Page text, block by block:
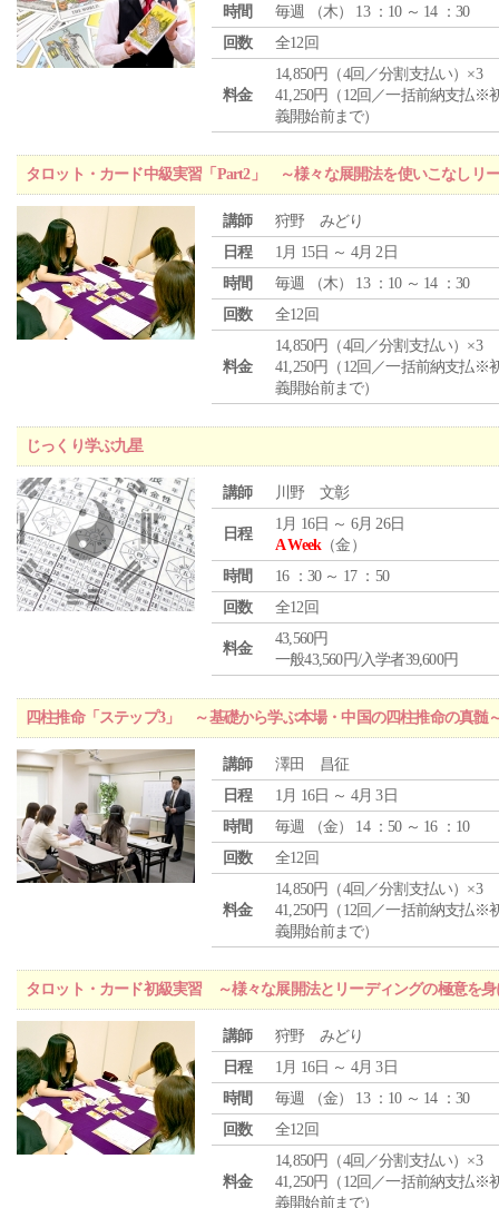
時間 毎週 （木） 13 ：10 ～ 14 ：30
回数
全12回
料金
14,850円（4回／分割支払い）×3
41,250円（12回／一括前納支払※
義開始前まで）
タロット・カード中級実習「Part2」 ～様々な展開法を使いこなしリ
講師
狩野 みどり
日程
1月 15日 ～ 4月 2日
時間
毎週 （木） 13 ：10 ～ 14 ：30
回数
全12回
料金
14,850円（4回／分割支払い）×3
41,250円（12回／一括前納支払※
義開始前まで）
じっくり学ぶ九星
講師 川野 文彰
日程
1月 16日 ～ 6月 26日
A Week（金）
時間
16 ：30 ～ 17 ：50
回数
全12回
料金
43,560円
一般43,560円/入学者39,600円
四柱推命「ステップ3」 ～基礎から学ぶ本場・中国の四柱推命の真髄
講師
澤田 昌征
日程
1月 16日 ～ 4月 3日
時間
毎週 （金） 14 ：50 ～ 16 ：10
回数
全12回
料金
14,850円（4回／分割支払い）×3
41,250円（12回／一括前納支払※
義開始前まで）
タロット・カード初級実習 ～様々な展開法とリーディングの極意を身
講師
狩野 みどり
日程
1月 16日 ～ 4月 3日
時間
毎週 （金） 13 ：10 ～ 14 ：30
回数
全12回
料金
14,850円（4回／分割支払い）×3
41,250円（12回／一括前納支払※
義開始前まで）